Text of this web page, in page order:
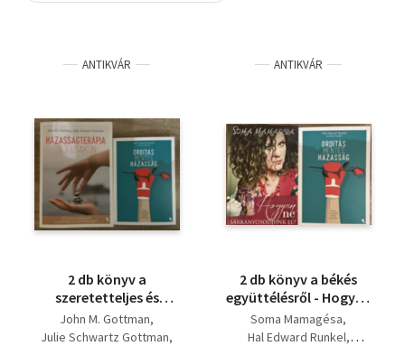
Tankönyv, segédkönyv
Természettudomány
Történelem
Vallás
ANTIKVÁR
2 db könyv a
szeretetteljes és
tartós házasságért -
Házasságterápia új
John M. Gottman
Julie Schwartz Gottman
ANTIKVÁR
2 db könyv a békés
együttélésről - Hogyan
ne sárkányosodjunk
el?, Ordításmentes
Soma Mamagésa
Hal Edward Runkel